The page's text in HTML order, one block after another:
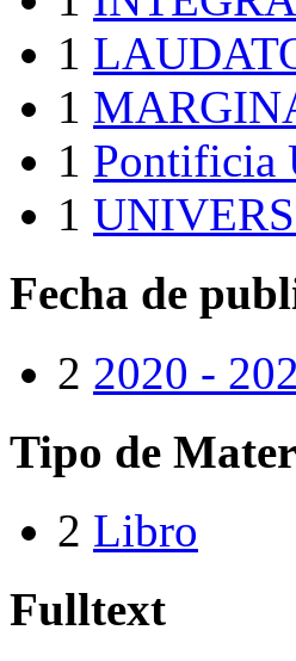
1
1
1 Pontificia
1
Fecha de
2 2020 -
Tipo de
2 Libro
Fulltext